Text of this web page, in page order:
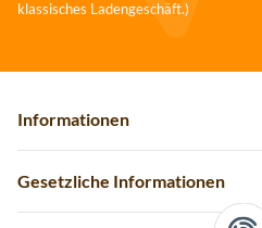
klassisches Ladengeschäft.)
Informationen
Gesetzliche Informationen